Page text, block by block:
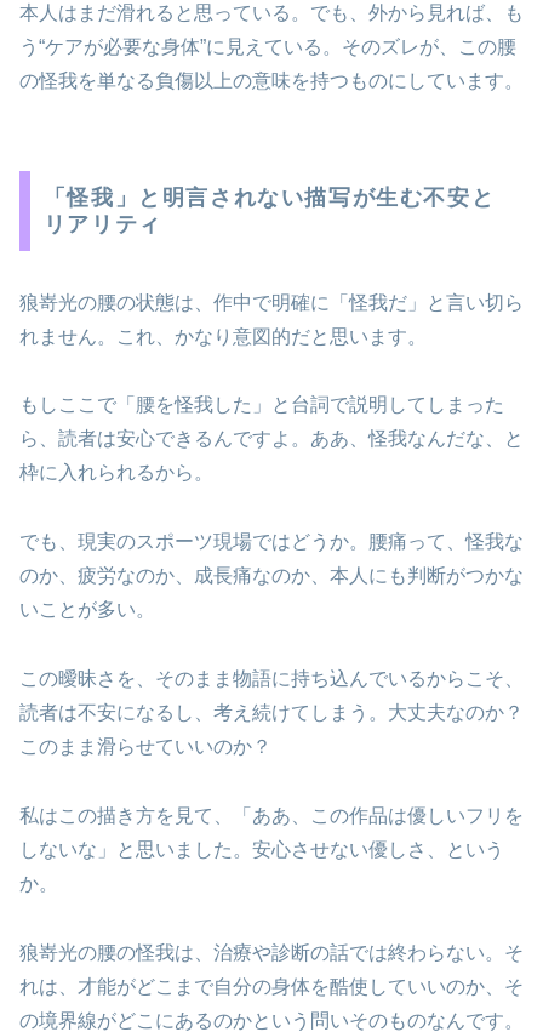
本人はまだ滑れると思っている。でも、外から見れば、も
う“ケアが必要な身体”に見えている。そのズレが、この腰
の怪我を単なる負傷以上の意味を持つものにしています。
「怪我」と明言されない描写が生む不安と
リアリティ
狼嵜光の腰の状態は、作中で明確に「怪我だ」と言い切ら
れません。これ、かなり意図的だと思います。
もしここで「腰を怪我した」と台詞で説明してしまった
ら、読者は安心できるんですよ。ああ、怪我なんだな、と
枠に入れられるから。
でも、現実のスポーツ現場ではどうか。腰痛って、怪我な
のか、疲労なのか、成長痛なのか、本人にも判断がつかな
いことが多い。
この曖昧さを、そのまま物語に持ち込んでいるからこそ、
読者は不安になるし、考え続けてしまう。大丈夫なのか？
このまま滑らせていいのか？
私はこの描き方を見て、「ああ、この作品は優しいフリを
しないな」と思いました。安心させない優しさ、という
か。
狼嵜光の腰の怪我は、治療や診断の話では終わらない。そ
れは、才能がどこまで自分の身体を酷使していいのか、そ
の境界線がどこにあるのかという問いそのものなんです。